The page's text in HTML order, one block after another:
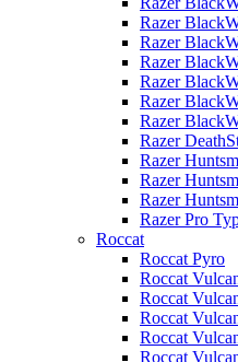
Razer
Razer
Razer
Razer
Razer
Razer
Razer
Razer
Razer
Razer
Razer Pro
Roccat
Roccat Pyro
Roccat
Roccat
Roccat
Roccat
Roccat